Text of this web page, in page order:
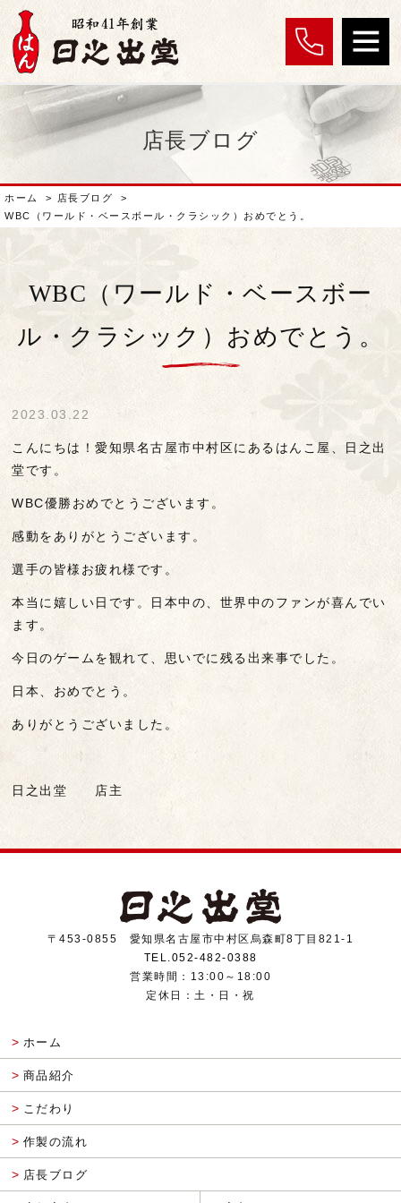
店長ブログ
ホーム > 店長ブログ
>
WBC（ワールド・ベースボール・クラシック）おめでとう。
WBC（ワールド・ベースボー
ル・クラシック）おめでとう。
2023.03.22
こんにちは！愛知県名古屋市中村区にあるはんこ屋、日之出
堂です。
WBC優勝おめでとうございます。
感動をありがとうございます。
選手の皆様お疲れ様です。
本当に嬉しい日です。日本中の、世界中のファンが喜んでい
ます。
今日のゲームを観れて、思いでに残る出来事でした。
日本、おめでとう。
ありがとうございました。
日之出堂 店主
〒453-0855 愛知県名古屋市中村区烏森町8丁目821-1
TEL.052-482-0388
営業時間：13:00～18:00
定休日：土・日・祝
ホーム
商品紹介
こだわり
作製の流れ
店長ブログ